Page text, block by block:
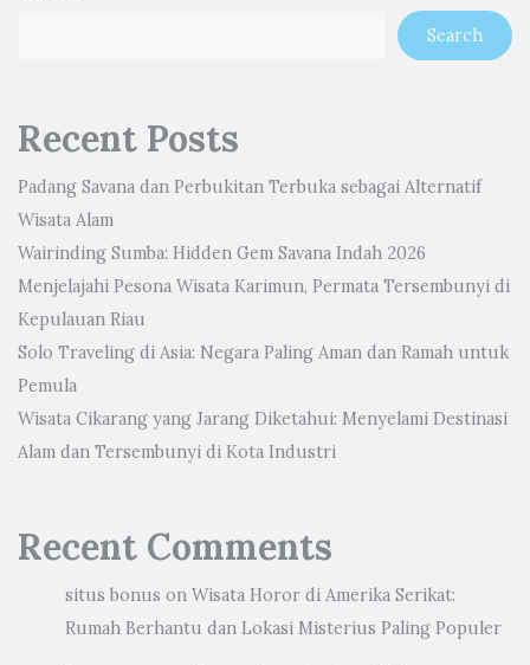
Search
Recent Posts
Padang Savana dan Perbukitan Terbuka sebagai Alternatif
Wisata Alam
Wairinding Sumba: Hidden Gem Savana Indah 2026
Menjelajahi Pesona Wisata Karimun, Permata Tersembunyi di
Kepulauan Riau
Solo Traveling di Asia: Negara Paling Aman dan Ramah untuk
Pemula
Wisata Cikarang yang Jarang Diketahui: Menyelami Destinasi
Alam dan Tersembunyi di Kota Industri
Recent Comments
situs bonus on Wisata Horor di Amerika Serikat:
Rumah Berhantu dan Lokasi Misterius Paling Populer